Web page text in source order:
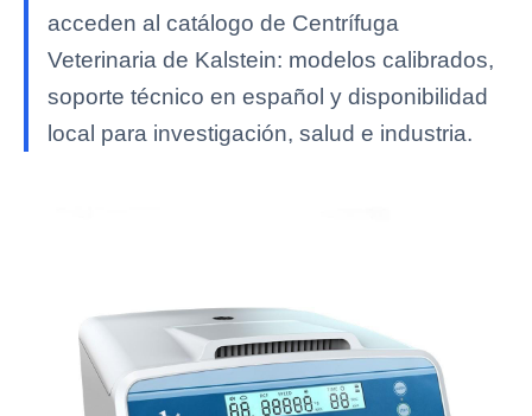
acceden al catálogo de Centrífuga
Veterinaria de Kalstein: modelos calibrados,
soporte técnico en español y disponibilidad
local para investigación, salud e industria.